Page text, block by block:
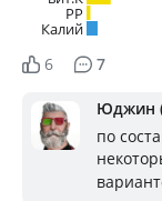
PP
Калий
6 7
Юджин
по